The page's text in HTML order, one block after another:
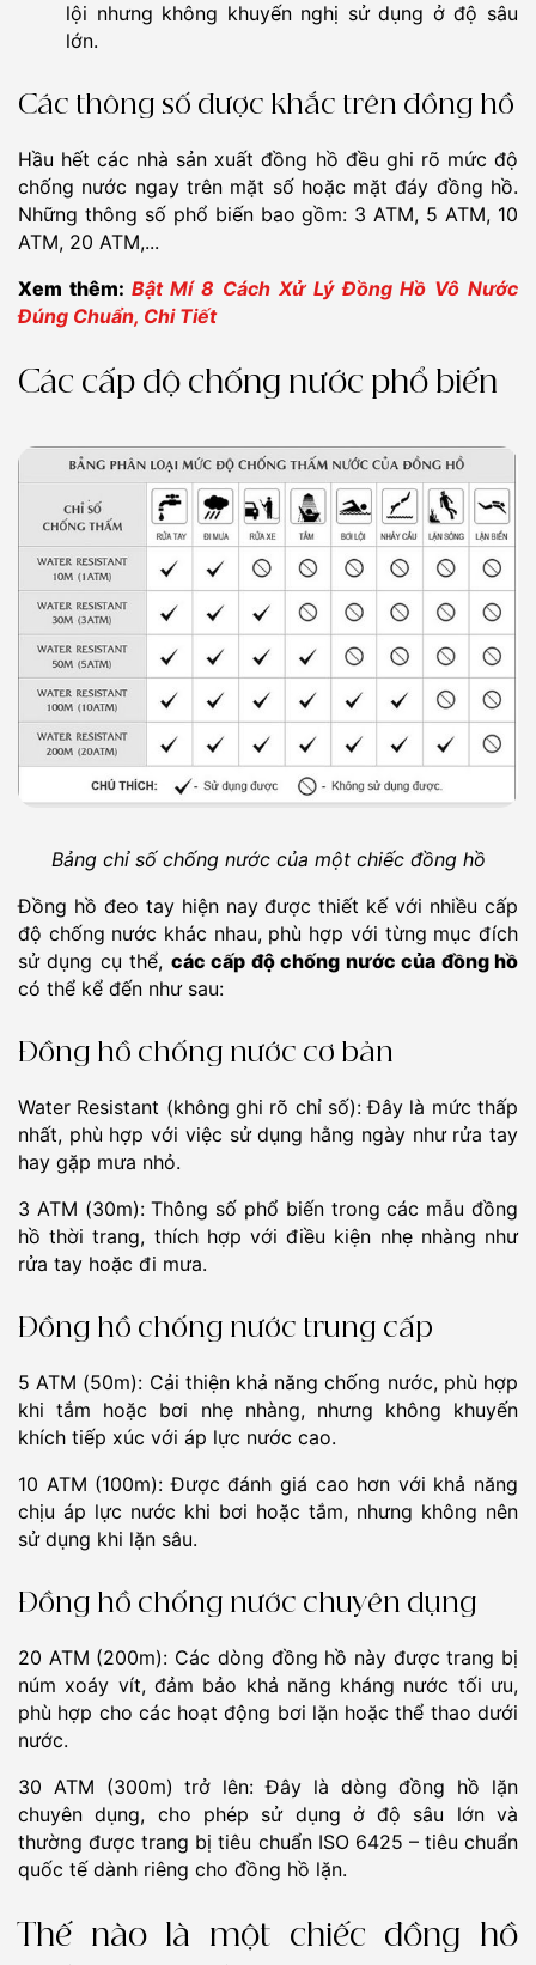
lội nhưng không khuyến nghị sử dụng ở độ sâu
lớn.
Các thông số được khắc trên đồng hồ
Hầu hết các nhà sản xuất đồng hồ đều ghi rõ mức độ
chống nước ngay trên mặt số hoặc mặt đáy đồng hồ.
Những thông số phổ biến bao gồm: 3 ATM, 5 ATM, 10
ATM, 20 ATM,...
Xem thêm: Bật Mí 8 Cách Xử Lý Đồng Hồ Vô Nước
Đúng Chuẩn, Chi Tiết
Các cấp độ chống nước phổ biến
Bảng chỉ số chống nước của một chiếc đồng hồ
Đồng hồ đeo tay hiện nay được thiết kế với nhiều cấp
độ chống nước khác nhau, phù hợp với từng mục đích
sử dụng cụ thể, các cấp độ chống nước của đồng hồ
có thể kể đến như sau:
Đồng hồ chống nước cơ bản
Water Resistant (không ghi rõ chỉ số): Đây là mức thấp
nhất, phù hợp với việc sử dụng hằng ngày như rửa tay
hay gặp mưa nhỏ.
3 ATM (30m): Thông số phổ biến trong các mẫu đồng
hồ thời trang, thích hợp với điều kiện nhẹ nhàng như
rửa tay hoặc đi mưa.
Đồng hồ chống nước trung cấp
5 ATM (50m): Cải thiện khả năng chống nước, phù hợp
khi tắm hoặc bơi nhẹ nhàng, nhưng không khuyến
khích tiếp xúc với áp lực nước cao.
10 ATM (100m): Được đánh giá cao hơn với khả năng
chịu áp lực nước khi bơi hoặc tắm, nhưng không nên
sử dụng khi lặn sâu.
Đồng hồ chống nước chuyên dụng
20 ATM (200m): Các dòng đồng hồ này được trang bị
núm xoáy vít, đảm bảo khả năng kháng nước tối ưu,
phù hợp cho các hoạt động bơi lặn hoặc thể thao dưới
nước.
30 ATM (300m) trở lên: Đây là dòng đồng hồ lặn
chuyên dụng, cho phép sử dụng ở độ sâu lớn và
thường được trang bị tiêu chuẩn ISO 6425 – tiêu chuẩn
quốc tế dành riêng cho đồng hồ lặn.
Thế nào là một chiếc đồng hồ